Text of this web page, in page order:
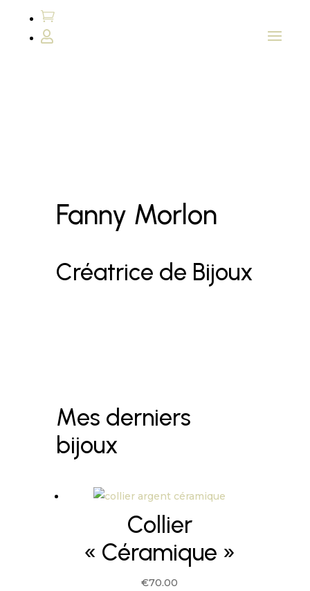


Fanny Morlon
Créatrice de Bijoux
Mes derniers
bijoux
Collier
« Céramique »
€70.00